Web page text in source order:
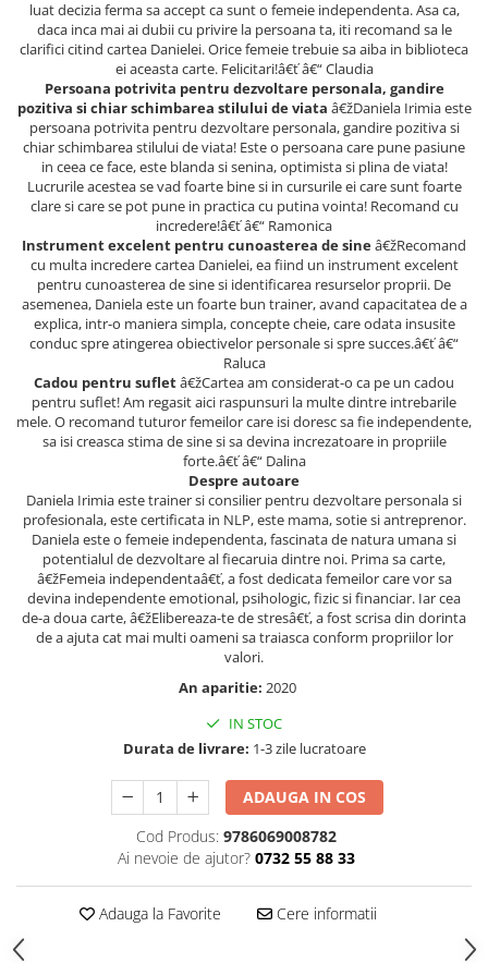
Accesorii Arhivare
Calculator
Hartie si Accesorii
Instrumente de scris
Organizare si Arhivare
Seturi birotica
Articole scolare
Arta
Caiete si Carnetele scolare
Coperti, Mape, Etichete
Ghiozdane si Penare scolare
Instrumente de scris
Instrumente si Truse Geometrie
Seturi scolare
Calculator
Consumabile & Accesorii
Cadouri
Carti in dar
Carti pentru copii
Beletristica
Literatura Romana
Literatura Universala
Descopera lumea
Descopera si invata
Povesti pe roti
Primele notiuni
Carti de colorat
luat decizia ferma sa accept ca sunt o femeie independenta. Asa ca,
daca inca mai ai dubii cu privire la persoana ta, iti recomand sa le
clarifici citind cartea Danielei. Orice femeie trebuie sa aiba in biblioteca
ei aceasta carte. Felicitari!â€ť â€“ Claudia
Persoana potrivita pentru dezvoltare personala, gandire
pozitiva si chiar schimbarea stilului de viata â€žDaniela Irimia este
persoana potrivita pentru dezvoltare personala, gandire pozitiva si
chiar schimbarea stilului de viata! Este o persoana care pune pasiune
in ceea ce face, este blanda si senina, optimista si plina de viata!
Lucrurile acestea se vad foarte bine si in cursurile ei care sunt foarte
clare si care se pot pune in practica cu putina vointa! Recomand cu
incredere!â€ť â€“ Ramonica
Instrument excelent pentru cunoasterea de sineâ€žRecomand
cu multa incredere cartea Danielei, ea fiind un instrument excelent
pentru cunoasterea de sine si identificarea resurselor proprii. De
asemenea, Daniela este un foarte bun trainer, avand capacitatea de a
explica, intr-o maniera simpla, concepte cheie, care odata insusite
conduc spre atingerea obiectivelor personale si spre succes.â€ť â€“
Raluca
Cadou pentru sufletâ€žCartea am considerat-o ca pe un cadou
pentru suflet! Am regasit aici raspunsuri la multe dintre intrebarile
mele. O recomand tuturor femeilor care isi doresc sa fie independente,
sa isi creasca stima de sine si sa devina increzatoare in propriile
forte.â€ť â€“ Dalina
Despre autoare
Daniela Irimia este trainer si consilier pentru dezvoltare personala si
profesionala, este certificata in NLP, este mama, sotie si antreprenor.
Daniela este o femeie independenta, fascinata de natura umana si
potentialul de dezvoltare al fiecaruia dintre noi. Prima sa carte,
â€žFemeia independentaâ€ť, a fost dedicata femeilor care vor sa
devina independente emotional, psihologic, fizic si financiar. Iar cea
de-a doua carte, â€žElibereaza-te de stresâ€ť, a fost scrisa din dorinta
de a ajuta cat mai multi oameni sa traiasca conform propriilor lor
valori.
An aparitie: 2020
IN STOC
Durata de livrare: 1-3 zile lucratoare
ADAUGA IN COS
Cod Produs: 9786069008782
Ai nevoie de ajutor? 0732 55 88 33
Adauga la Favorite Cere informatii